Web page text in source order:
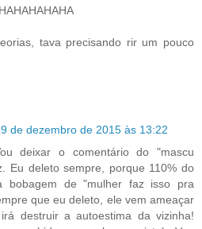
tava precisando rir um pouco
de dezembro de 2015 às 13:22
deixar o comentário do "mascu
Eu deleto sempre, porque 110% do
bobagem de "mulher faz isso pra
que eu deleto, ele vem ameaçar
destruir a autoestima da vizinha!